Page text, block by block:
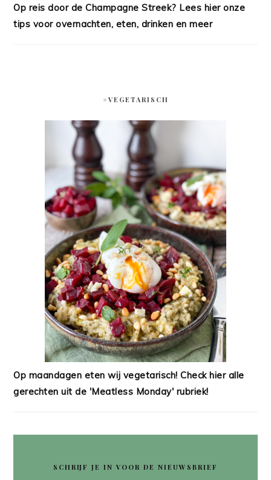
Op reis door de Champagne Streek? Lees hier onze
tips voor overnachten, eten, drinken en meer
#VEGETARISCH
Op maandagen eten wij vegetarisch! Check hier alle
gerechten uit de 'Meatless Monday' rubriek!
SCHRIJF JE IN VOOR DE NIEUWSBRIEF